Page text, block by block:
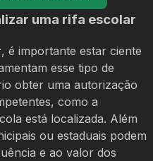
uma rifa escolar
, é importante estar ciente
esse tipo de
obter uma autorização
como a
está localizada. Além
ou estaduais podem
e ao valor dos